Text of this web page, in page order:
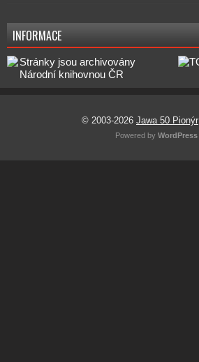
INFORMACE
© 2003-2026 Jawa 50 Pionýr
Powered by WordPress